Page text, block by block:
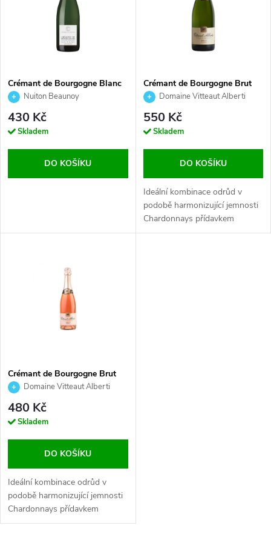
Crémant de Bourgogne Blanc
de Blancs de Chastenay
Nuiton Beaunoy
430 Kč
Skladem
DO KOŠÍKU
Crémant de Bourgogne Brut
Blanc, Vitteaut Alberti, 0,75l
Domaine Vitteaut Alberti
550 Kč
Skladem
DO KOŠÍKU
Ideální kombinace odrůd v
podobě harmonizující jemnosti
Chardonnays přídavkem
živelnost Aligoté.
Crémant de Bourgogne Brut
Rosé, Vitteaut Alberti, 0,75l
Domaine Vitteaut Alberti
480 Kč
Skladem
DO KOŠÍKU
Ideální kombinace odrůd v
podobě harmonizující jemnosti
Chardonnays přídavkem
živelnost Aligoté.